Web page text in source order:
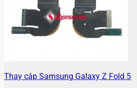
Thay cáp Samsung Galaxy Z Fold 5